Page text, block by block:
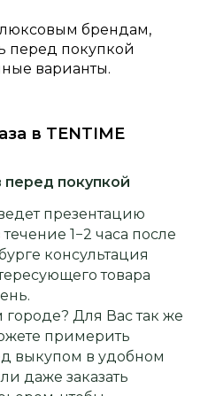
брендам,
перед покупкой
варианты.
в TENTIME
покупкой
презентацию
1−2 часа после
консультация
товара
Для Вас так же
примерить
выкупом в удобном
даже заказать